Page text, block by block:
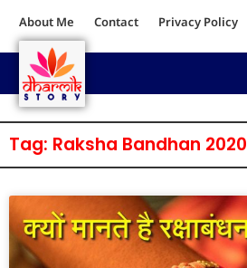
About Me Contact Privacy Policy
Tag: Raksha Bandhan 2020